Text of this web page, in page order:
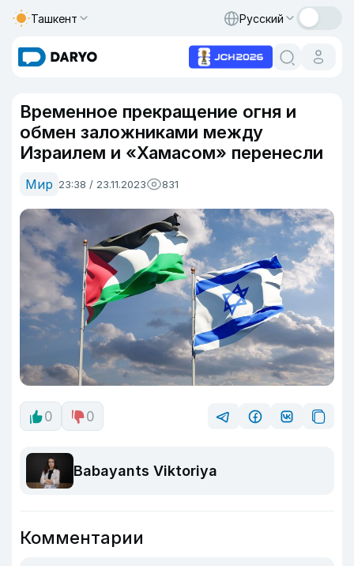
Ташкент Русский
Временное прекращение огня и
обмен заложниками между
Израилем и «Хамасом» перенесли
Мир 23:38 / 23.11.2023 831
0 0
Babayants Viktoriya
Комментарии